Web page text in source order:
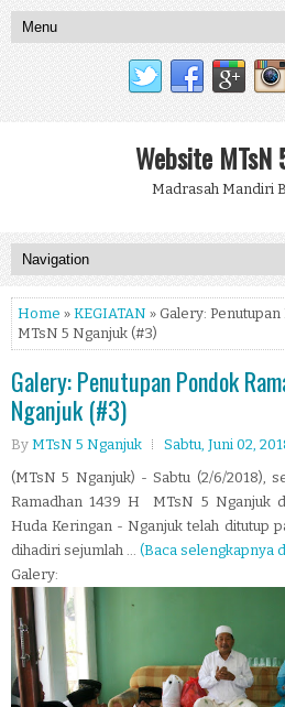
Website MTsN
Madrasah Mandiri
Home » KEGIATAN » Galery:
MTsN 5 Nganjuk (#3)
Galery: Penutupan Pondok
Nganjuk (#3)
By MTsN 5 Nganjuk
Sabtu, Juni 02,
(MTsN 5 Nganjuk) - Sabtu (2/6/2018),
Ramadhan 1439 H MTsN 5 Nganjuk
Huda Keringan - Nganjuk telah ditutup
dihadiri sejumlah ... (Baca selengkapnya
Galery: